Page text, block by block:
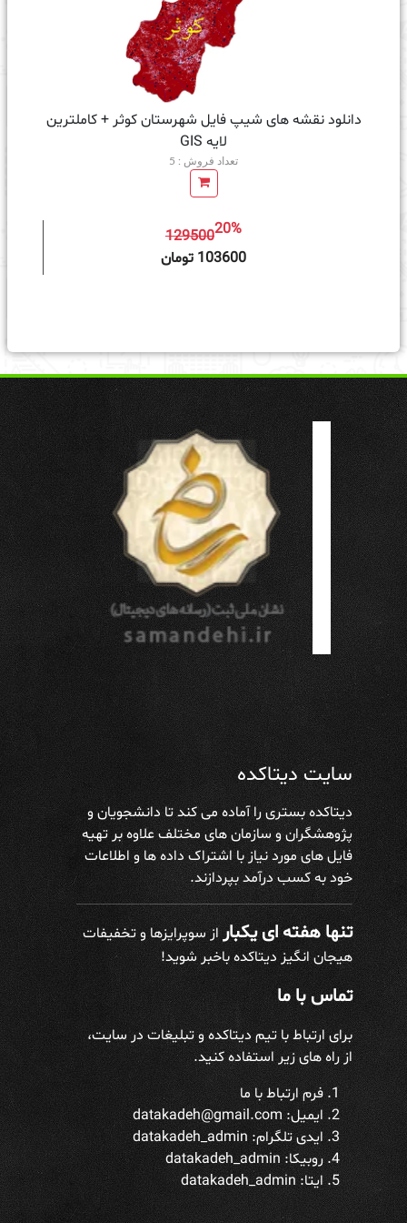
دانلود نقشه های شیپ فایل شهرستان کوثر + کاملترین
لایه GIS
تعداد فروش : 5
12950020%
103600 تومان
سایت دیتاکده
دیتاکده بستری را آماده می کند تا دانشجویان و
پژوهشگران و سازمان های مختلف علاوه بر تهیه
فایل های مورد نیاز با اشتراک داده ها و اطلاعات
خود به کسب درآمد بپردازند.
تنها هفته ای یکباراز سوپرایزها و تخفیفات
هیجان انگیز دیتاکده باخبر شوید!
تماس با ما
برای ارتباط با تیم دیتاکده و تبلیغات در سایت،
از راه های زیر استفاده کنید.
فرم ارتباط با ما
ایمیل: datakadeh@gmail.com
ایدی تلگرام:datakadeh_admin
روبیکا: datakadeh_admin
ایتا: datakadeh_admin